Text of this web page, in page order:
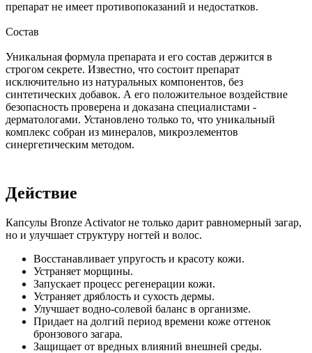
препарат не имеет противопоказаний и недостатков.
Состав
Уникальная формула препарата и его состав держится в
строгом секрете. Известно, что состоит препарат
исключительно из натуральных компонентов, без
синтетических добавок. А его положительное воздействие
безопасность проверена и доказана специалистами -
дерматологами. Установлено только то, что уникальный
комплекс собран из минералов, микроэлементов
синергетическим методом.
Действие
Капсулы Bronze Activator не только дарит равномерный загар,
но и улучшает структуру ногтей и волос.
Восстанавливает упругость и красоту кожи.
Устраняет морщины.
Запускает процесс регенерации кожи.
Устраняет дряблость и сухость дермы.
Улучшает водно-солевой баланс в организме.
Придает на долгий период времени коже оттенок
бронзового загара.
Защищает от вредных влияний внешней среды.